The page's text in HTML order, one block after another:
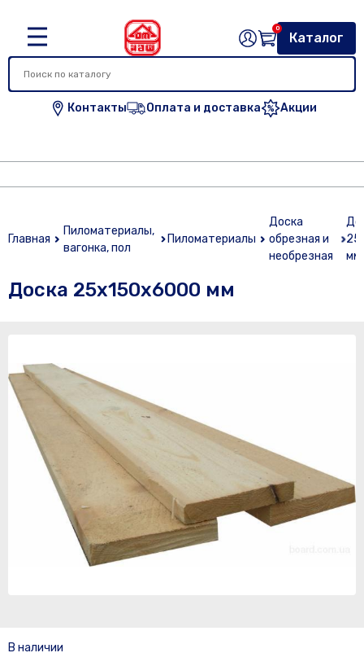
Контакты Оплата и доставка Акции
Каталог
0
Главная
Пиломатериалы,
вагонка, пол
Пиломатериалы
Доска
обрезная и
необрезная
мм
Доска 25х150х6000 мм
В наличии